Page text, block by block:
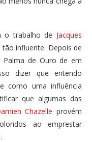
o trabalho de Jacques
influente. Depois de
Palma de Ouro de em
dizer que entendo
como uma influência
que algumas das
Chazelle provém
ao emprestar